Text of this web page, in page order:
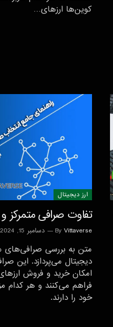
کوین‌ها ارزهای…
ارز دیجیتال
تفاوت صرافی متمرکز و
By Vittaverse دسامبر 15, 2024
متن به بررسی صرافی‌های
دیجیتال می‌پردازد. این
امکان خرید و فروش ارزهای
فراهم می‌کنند و هر
خود را دارند.